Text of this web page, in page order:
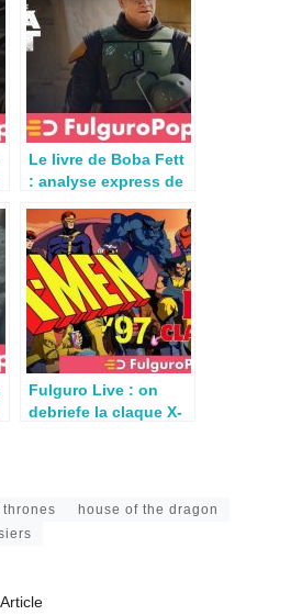
Le livre de Boba Fett
: analyse express de
Fulguro Live : on
debriefe la claque X-
house of the dragon